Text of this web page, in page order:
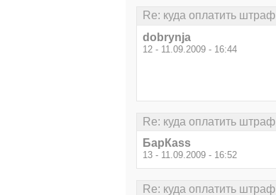
Re: куда оплатить штраф
dobrynja
12 - 11.09.2009 - 16:44
Re: куда оплатить штраф
БарКаss
13 - 11.09.2009 - 16:52
Re: куда оплатить штраф